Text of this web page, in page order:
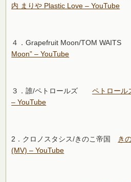
内 まりや Plastic Love – YouTube
４．Grapefruit Moon/TOM
Moon” – YouTube
３．誰/ペトロールズペトロール
– YouTube
2．クロノスタシス/きのこ帝国
き
(MV) – YouTube